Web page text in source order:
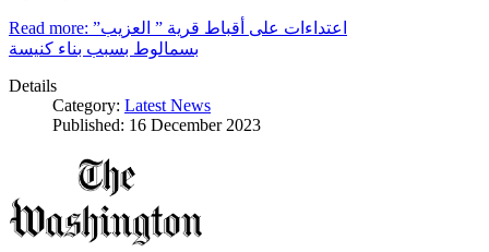
Read more: اعتداءات على أقباط قرية ” العزيب”
بسمالوط بسبب بناء كنيسة
Details
Category: Latest News
Published: 16 December 2023